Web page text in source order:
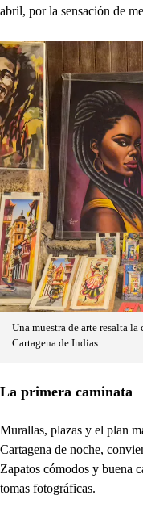
abril, por la sensación de
Una muestra de arte resalta
Cartagena de Indias.
La primera caminata
Murallas, plazas y el plan
Cartagena de noche,
Zapatos cómodos y buena
tomas fotográficas.